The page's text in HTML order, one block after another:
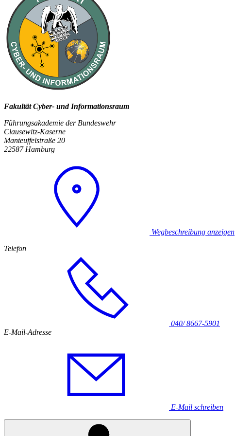
Fakultät Cyber- und Informationsraum
Führungsakademie der Bundeswehr
Clausewitz-Kaserne
Manteuffelstraße 20
22587 Hamburg
Wegbeschreibung anzeigen
Telefon
040/ 8667-5901
E-Mail-Adresse
E-Mail schreiben